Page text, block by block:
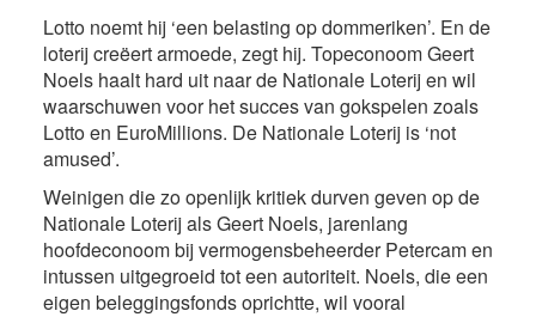
Lotto noemt hij ‘een belasting op dommeriken’. En de
loterij creëert armoede, zegt hij. Topeconoom Geert
Noels haalt hard uit naar de Nationale Loterij en wil
waarschuwen voor het succes van gokspelen zoals
Lotto en EuroMillions. De Nationale Loterij is ‘not
amused’.
Weinigen die zo openlijk kritiek durven geven op de
Nationale Loterij als Geert Noels, jarenlang
hoofdeconoom bij vermogensbeheerder Petercam en
intussen uitgegroeid tot een autoriteit. Noels, die een
eigen beleggingsfonds oprichtte, wil vooral